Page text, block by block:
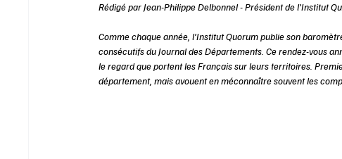
Baromètre
Rédigé par Jean-Philippe Delbonnel - Président de l’Institut
Comme chaque année, l’Institut Quorum publie son
consécutifs du Journal des Départements. Ce rendez-vous
le regard que portent les Français sur leurs territoires.
département, mais avouent en méconnaître souvent les